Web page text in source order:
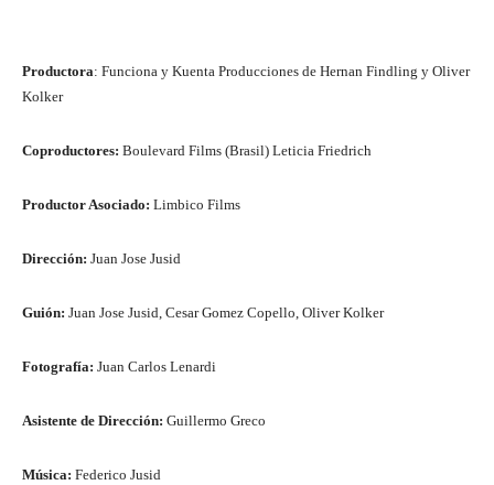
Productora: Funciona y Kuenta Producciones de Hernan Findling y Oliver
Kolker
Coproductores: Boulevard Films (Brasil) Leticia Friedrich
Productor Asociado: Limbico Films
Dirección: Juan Jose Jusid
Guión: Juan Jose Jusid, Cesar Gomez Copello, Oliver Kolker
Fotografía: Juan Carlos Lenardi
Asistente de Dirección: Guillermo Greco
Música: Federico Jusid